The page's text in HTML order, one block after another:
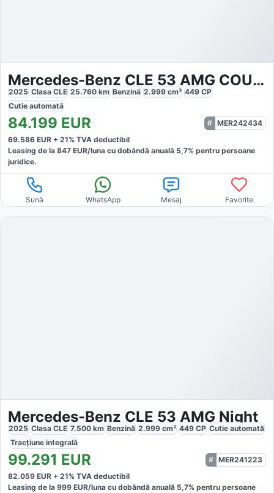
Mercedes-Benz CLE 53 AMG COUPE
2025 Clasa CLE 25.760 km Benzină 2.999 cm³ 449 CP
Cutie automată
84.199 EUR
MER242434
69.586 EUR + 21% TVA deductibil
Leasing de la 847 EUR/luna cu dobăndă anuală 5,7% pentru persoane
juridice.
Sună WhatsApp Mesaj Favorite
Mercedes-Benz CLE 53 AMG Night
2025 Clasa CLE 7.500 km Benzină 2.999 cm³ 449 CP Cutie automată
Tracțiune integrală
99.291 EUR
MER241223
82.059 EUR + 21% TVA deductibil
Leasing de la 999 EUR/luna cu dobăndă anuală 5,7% pentru persoane